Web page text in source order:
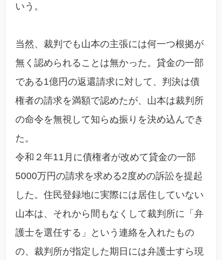
いう。
当然、裁判でも山本の主張には何一つ根拠が
無く認められることは無かった。貸金の一部
である1億円の返還請求に対して、判決は債
権者の請求を満額で認めたが、山本は裁判所
の命令を無視して知らぬ振りを決め込んでき
た。
令和２年11月に債権者が改めて貸金の一部
5000万円の請求を求める2度めの訴訟を提起
した。住民登録地に実際には居住していない
山本は、それから間もなくして裁判所に「弁
護士を選任する」という連絡を入れたもの
の、裁判所が指定した期日には弁護士すら現